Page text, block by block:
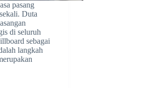
pasang
Duta
di seluruh
sebagai
langkah